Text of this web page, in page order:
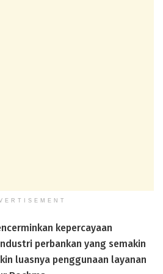
kepercayaan
perbankan yang semakin
luasnya penggunaan layanan